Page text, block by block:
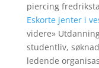
piercing
Eskorte jenter i
videre»
studentliv,
ledende